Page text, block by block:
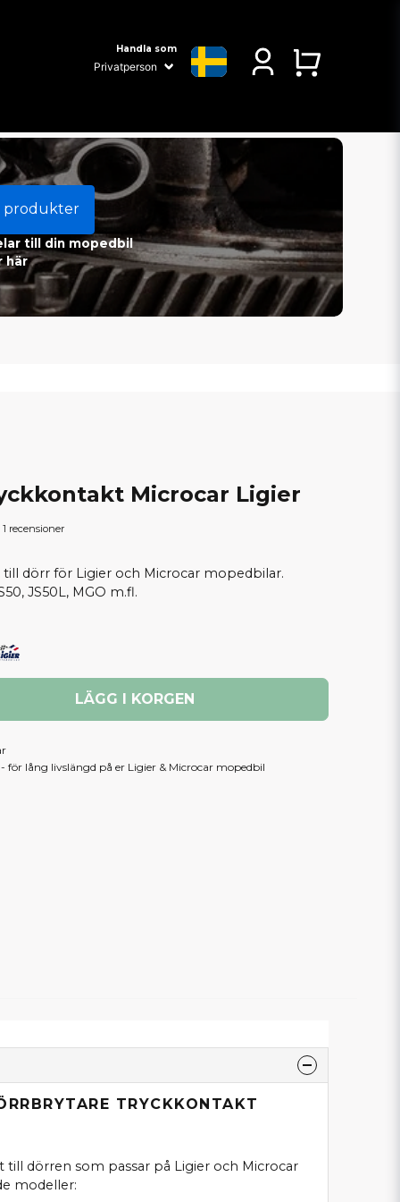
Handla som
produkter
till din mopedbil
här
Microcar Ligier
1 recensioner
dörr för Ligier och Microcar mopedbilar.
JS50L, MGO m.fl.
LÄGG I KORGEN
lång livslängd på er Ligier & Microcar mopedbil
TRYCKKONTAKT
dörren som passar på Ligier och Microcar
modeller: